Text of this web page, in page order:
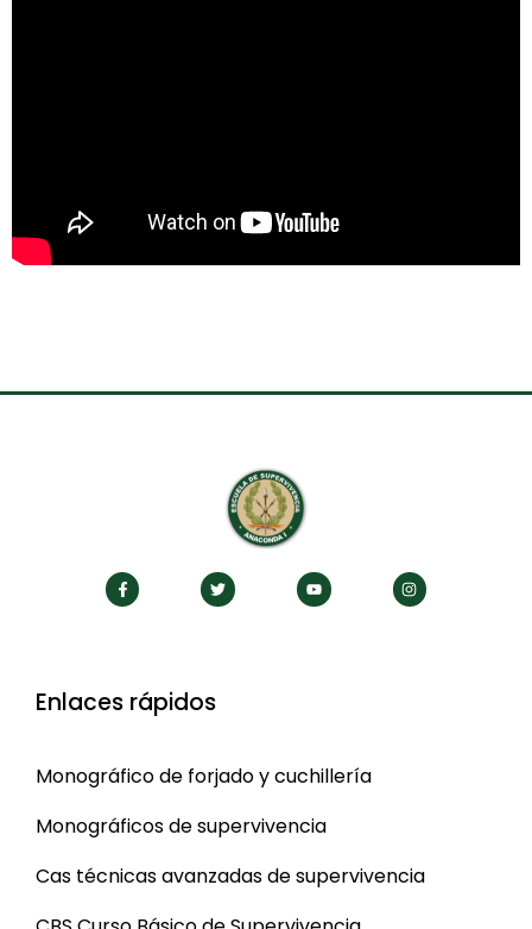
Enlaces rápidos
Monográfico de forjado y cuchillería
Monográficos de supervivencia
Cas técnicas avanzadas de supervivencia